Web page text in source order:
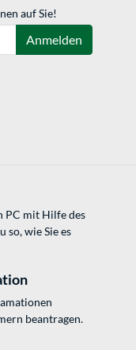
auf Sie!
Anmelden
PC mit Hilfe des
so, wie Sie es
beantragen.